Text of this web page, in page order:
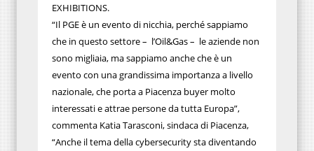
EXHIBITIONS.
“Il PGE è un evento di nicchia, perché sappiamo
che in questo settore – l’Oil&Gas – le aziende non
sono migliaia, ma sappiamo anche che è un
evento con una grandissima importanza a livello
nazionale, che porta a Piacenza buyer molto
interessati e attrae persone da tutta Europa”,
commenta Katia Tarasconi, sindaca di Piacenza,
“Anche il tema della cybersecurity sta diventando